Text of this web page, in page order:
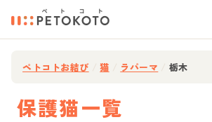
ペトコトお結び 猫 ラパーマ 栃木
保護猫一覧